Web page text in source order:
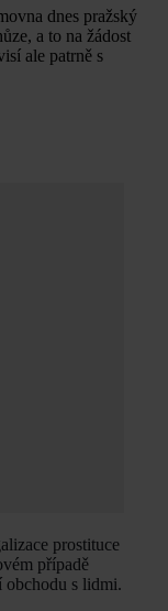
dnes pražský
a to na žádost
ale patrně s
prostituce
případě
obchodu s lidmi.